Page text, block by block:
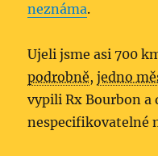
neznáma.
Ujeli jsme asi 700
podrobně,jedno
vypili Rx Bourbon a
nespecifikovatelné